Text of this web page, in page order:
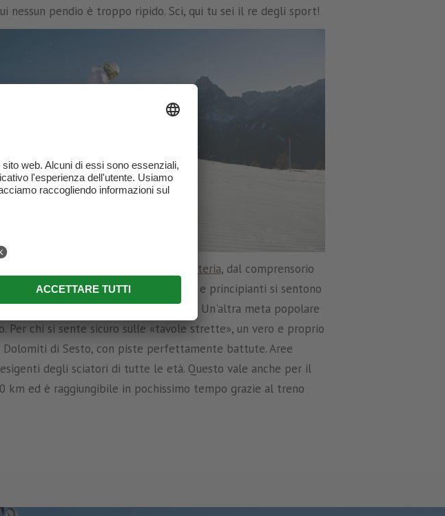
pendio è troppo ripido. Sci, qui tu sei il re degli sport!
le vacanze invernali a Braies in Alta Pusteria, dal comprensorio
area sciistica invernale. Bambini e principianti si sentono
sciistica di Braies in Alta Pusteria. Un'altra meta popolare
chi si sente sicuro sulle «tavole strette», un vero e proprio
di Sesto, con piste perfettamente battute. Aree
degli sciatori di tutte le età. Questo vale anche per il
km ed è raggiungibile in pochissimo tempo grazie al treno